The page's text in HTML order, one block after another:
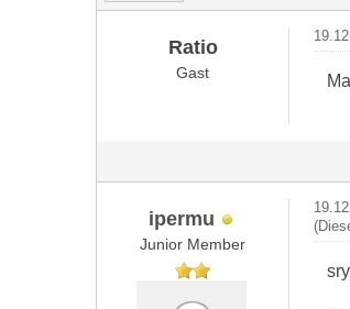
Ratio
Gast
ipermu
Junior Member